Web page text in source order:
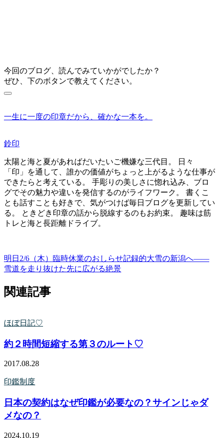
今回のブログ、読んでみていかがでしたか？
ぜひ、下のボタンで教えてください。
一生に一度の印章だから、確かな一本を。
鈴印
太陽と海と夏があればだいたいご機嫌な三代目。 日々
「印」を通して、誰かの価値がちょっと上がるような仕事が
できたらと考えている。 手彫りの美しさに惚れ込み、ブロ
グでその魅力や違いを発信するのがライフワーク。 書くこ
とも話すことも好きで、気がつけば毎日ブログを更新してい
る。 ときどき印章の話から脱線するのもお約束。 趣味は筋
トレと海と長距離ドライブ。
明日2/6（木）臨時休業のおしらせ記録的大雪の新潟へ——
雪道を走り抜けた先に広がる絶景
関連記事
ほぼ日記♡
約２時間短縮する第３のルート♡
2017.08.28
印鑑制度
日本の契約はなぜ印鑑が必要なの？サインじゃダ
メなの？
2024.10.19